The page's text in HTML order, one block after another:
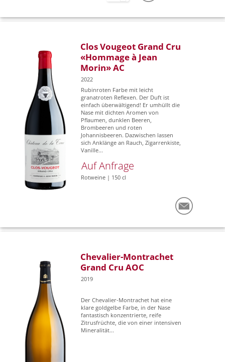
Clos Vougeot Grand Cru
«Hommage à Jean
Morin» AC
2022
Rubinroten Farbe mit leicht
granatroten Reflexen. Der Duft ist
einfach überwältigend! Er umhüllt die
Nase mit dichten Aromen von
Pflaumen, dunklen Beeren,
Brombeeren und roten
Johannisbeeren. Dazwischen lassen
sich Anklänge an Rauch, Zigarrenkiste,
Vanille...
Auf Anfrage
Rotweine | 150 cl
Chevalier-Montrachet
Grand Cru AOC
2019
Der Chevalier-Montrachet hat eine
klare goldgelbe Farbe, in der Nase
fantastisch konzentrierte, reife
Zitrusfrüchte, die von einer intensiven
Mineralität...